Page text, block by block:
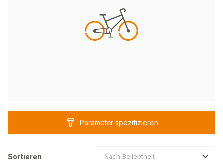
Parameter spezifizieren
Sortieren Nach Beliebtheit